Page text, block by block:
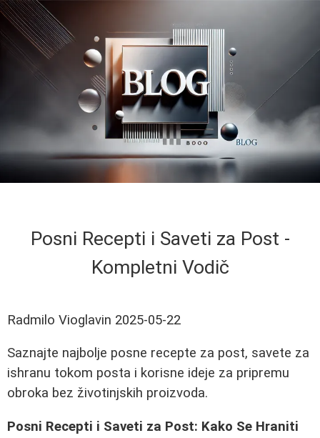
Posni Recepti i Saveti za Post -
Kompletni Vodič
Radmilo Vioglavin 2025-05-22
Saznajte najbolje posne recepte za post, savete za
ishranu tokom posta i korisne ideje za pripremu
obroka bez životinjskih proizvoda.
Posni Recepti i Saveti za Post: Kako Se Hraniti